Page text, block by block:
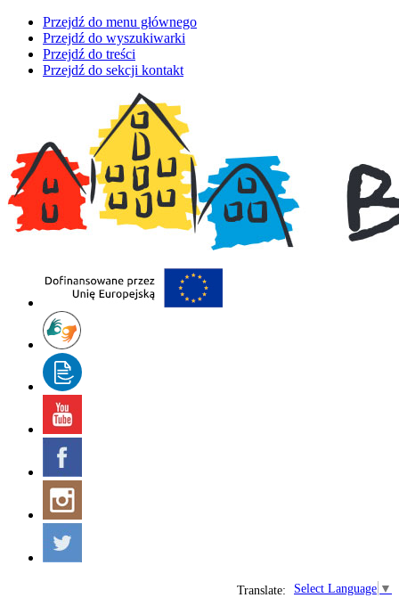
Przejdź do menu głównego
Przejdź do wyszukiwarki
Przejdź do treści
Przejdź do sekcji kontakt
Select Language ▼
Translate: